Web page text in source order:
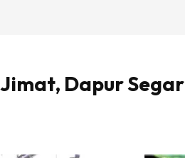
Dapur Segar